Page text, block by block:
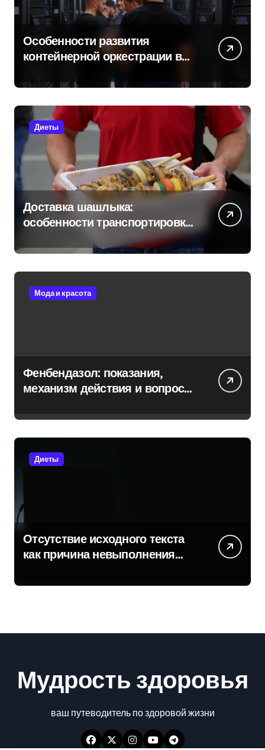
Особенности развития
контейнерной оркестрации в
Диеты
Доставка шашлыка:
особенности транспортировки
и сохранения свежести
Мода и красота
Фенбендазол: показания,
механизм действия и вопросы
Диеты
Отсутствие исходного текста
как причина невыполнения
Мудрость здоровья
ваш путеводитель по здоровой жизни